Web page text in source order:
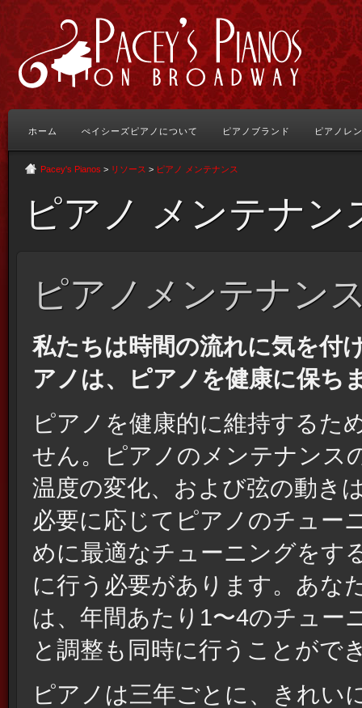
ホーム ぺイシーズピアノについて ピアノブランド ピアノレ
Pacey's Pianos > リソース > ピアノ メンテナンス
ピアノ メンテナン
ピアノメンテナン
私たちは時間の流れに気を付
アノは、ピアノを健康に保ち
ピアノを健康的に維持するた
せん。ピアノのメンテナンス
温度の変化、および弦の動き
必要に応じてピアノのチュー
めに最適なチューニングをす
に行う必要があります。あな
は、年間あたり1〜4のチュー
と調整も同時に行うことがで
ピアノは三年ごとに、きれい